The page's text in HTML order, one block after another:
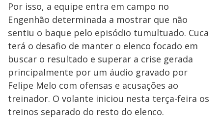
Por isso, a equipe entra em campo no
Engenhão determinada a mostrar que não
sentiu o baque pelo episódio tumultuado. Cuca
terá o desafio de manter o elenco focado em
buscar o resultado e superar a crise gerada
principalmente por um áudio gravado por
Felipe Melo com ofensas e acusações ao
treinador. O volante iniciou nesta terça-feira os
treinos separado do resto do elenco.